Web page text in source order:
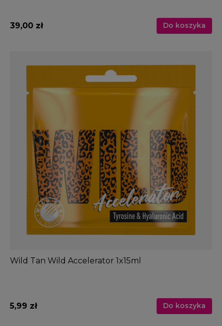
39,00 zł Do koszyka
Wild Tan Wild Accelerator 1x15ml
5,99 zł Do koszyka